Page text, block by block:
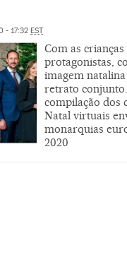
- 17:32 EST
Com as
protagonistas,
imagem
retrato
compilação dos
Natal virtuais
monarquias
2020